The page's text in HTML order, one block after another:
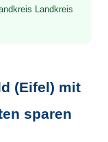
Landkreis
(Eifel) mit
sparen